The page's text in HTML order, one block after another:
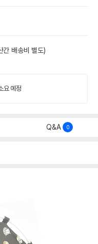
간 배송비 별도)
요 예정
Q&A 0